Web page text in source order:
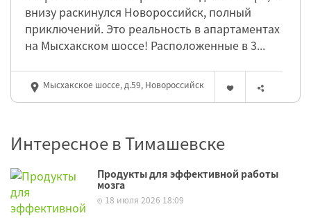
внизу раскинулся Новороссийск, полный
приключений. Это реальность в апартаментах
на Мысхакском шоссе! Расположенные в 3...
Мысхакское шоссе, д.59, Новороссийск
Интересное в Тимашевске
Продукты для эффективной работы
мозга
18 июля 2026 18:09